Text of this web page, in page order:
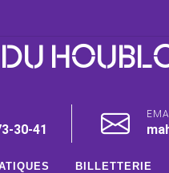
30-41
BILLETTERIE